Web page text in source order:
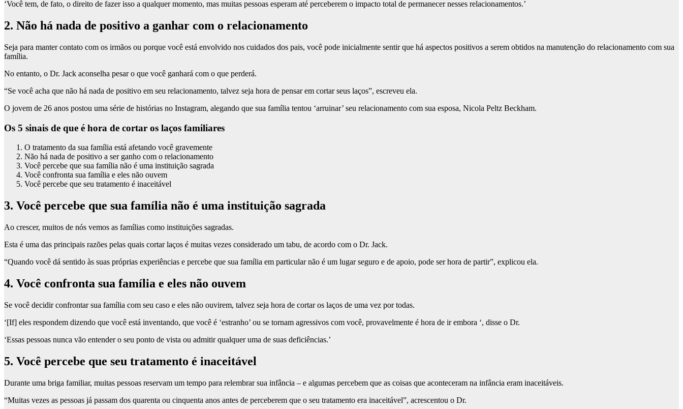
‘Você tem, de fato, o direito de fazer isso a qualquer momento, mas muitas pessoas esperam até perceberem o impacto total de permanecer nesses relacionamentos.’
2. Não há nada de positivo a ganhar com o relacionamento
Seja para manter contato com os irmãos ou porque você está envolvido nos cuidados dos pais, você pode inicialmente sentir que há aspectos positivos a serem obtidos na manutenção do relacionamento com sua
família.
No entanto, o Dr. Jack aconselha pesar o que você ganhará com o que perderá.
“Se você acha que não há nada de positivo em seu relacionamento, talvez seja hora de pensar em cortar seus laços”, escreveu ela.
O jovem de 26 anos postou uma série de histórias no Instagram, alegando que sua família tentou ‘arruinar’ seu relacionamento com sua esposa, Nicola Peltz Beckham.
Os 5 sinais de que é hora de cortar os laços familiares
O tratamento da sua família está afetando você gravemente
Não há nada de positivo a ser ganho com o relacionamento
Você percebe que sua família não é uma instituição sagrada
Você confronta sua família e eles não ouvem
Você percebe que seu tratamento é inaceitável
3. Você percebe que sua família não é uma instituição sagrada
Ao crescer, muitos de nós vemos as famílias como instituições sagradas.
Esta é uma das principais razões pelas quais cortar laços é muitas vezes considerado um tabu, de acordo com o Dr. Jack.
“Quando você dá sentido às suas próprias experiências e percebe que sua família em particular não é um lugar seguro e de apoio, pode ser hora de partir”, explicou ela.
4. Você confronta sua família e eles não ouvem
Se você decidir confrontar sua família com seu caso e eles não ouvirem, talvez seja hora de cortar os laços de uma vez por todas.
‘[If] eles respondem dizendo que você está inventando, que você é ‘estranho’ ou se tornam agressivos com você, provavelmente é hora de ir embora ‘, disse o Dr.
‘Essas pessoas nunca vão entender o seu ponto de vista ou admitir qualquer uma de suas deficiências.’
5. Você percebe que seu tratamento é inaceitável
Durante uma briga familiar, muitas pessoas reservam um tempo para relembrar sua infância – e algumas percebem que as coisas que aconteceram na infância eram inaceitáveis.
“Muitas vezes as pessoas já passam dos quarenta ou cinquenta anos antes de perceberem que o seu tratamento era inaceitável”, acrescentou o Dr.